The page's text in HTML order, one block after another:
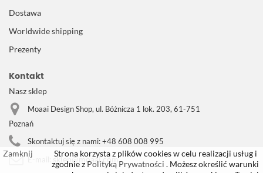
Dostawa
Worldwide shipping
Prezenty
Kontakt
Nasz sklep
Moaai Design Shop, ul. Bóżnicza 1 lok. 203, 61-751
Poznań
Skontaktuj się z nami:+48 608 008 995
E-mail:
sklep@moaai.com
Zamknij
Strona korzysta z plików cookies w celu realizacji usług i
zgodnie z Polityką Prywatności . Możesz określić warunki